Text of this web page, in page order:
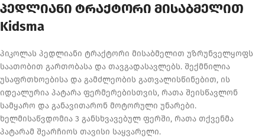
პედლიანი ტრაქტორი მისაბმელით
Kidsma
პიკოლას პედლიანი ტრაქტორი მისაბმელით უზრუნველყოფს
საათობით გართობასა და თავგადასავლებს. შექმნილია
უსაფრთხოებისა და გამძლეობის გათვალისწინებით, ის
იდეალურია პატარა ფერმერებისთვის, რათა შეისწავლონ
სამყარო და განავითარონ მოტორული უნარები.
ხელმისაწვდომია 3 განსხვავებულ ფერში, რათა თქვენმა
პატარამ შეარჩიოს თავისი საყვარელი.